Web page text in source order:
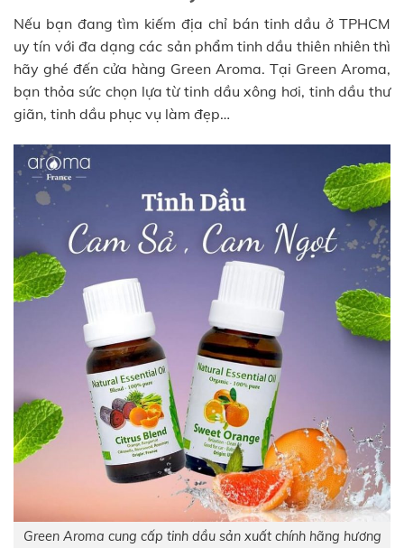
Nếu bạn đang tìm kiếm địa chỉ bán tinh dầu ở TPHCM
uy tín với đa dạng các sản phẩm tinh dầu thiên nhiên thì
hãy ghé đến cửa hàng Green Aroma. Tại Green Aroma,
bạn thỏa sức chọn lựa từ tinh dầu xông hơi, tinh dầu thư
giãn, tinh dầu phục vụ làm đẹp…
Green Aroma cung cấp tinh dầu sản xuất chính hãng hương